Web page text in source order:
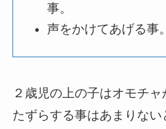
事。
声をかけてあげる事。
２歳児の上の子はオモチ
たずらする事はあまりな